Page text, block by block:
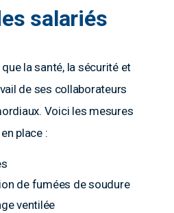
salariés
la santé, la sécurité et
de ses collaborateurs
Voici les mesures
place :
de fumées de soudure
ventilée